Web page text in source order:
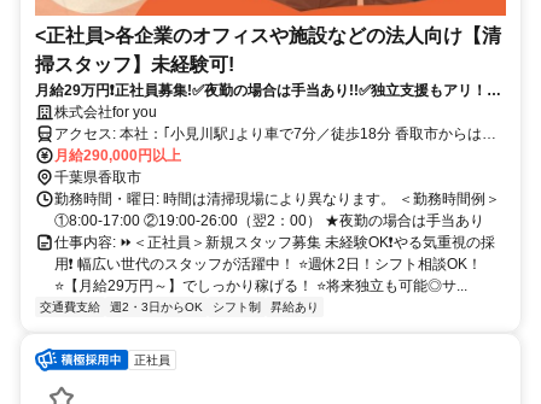
<正社員>各企業のオフィスや施設などの法人向け【清
掃スタッフ】未経験可!
月給29万円❗正社員募集!✅夜勤の場合は手当あり!!✅独立支援もアリ！✅
未経験OK!!✅フリーター歓迎!!✅幅広い世代のスタッフが活躍中!!
株式会社for you
アクセス: 本社：｢小見川駅｣より車で7分／徒歩18分 香取市からはも
ちろん、 神崎町、成田市、多古町、 芝山町、富里市、 茨城県稲敷市
からもアクセス良好◎
月給290,000円以上
千葉県香取市
勤務時間・曜日: 時間は清掃現場により異なります。 ＜勤務時間例＞
①8:00-17:00 ②19:00-26:00（翌2：00） ★夜勤の場合は手当あり
仕事内容: ⏩＜正社員＞新規スタッフ募集 未経験OK❗やる気重視の採
用❗ 幅広い世代のスタッフが活躍中！ ⭐週休2日！シフト相談OK！
⭐【月給29万円～】でしっかり稼げる！ ⭐将来独立も可能◎サ...
交通費支給 週2・3日からOK シフト制 昇給あり
正社員